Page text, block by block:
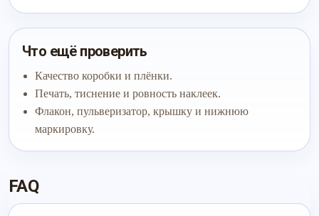
Что ещё проверить
Качество коробки и плёнки.
Печать, тиснение и ровность наклеек.
Флакон, пульверизатор, крышку и нижнюю
маркировку.
FAQ